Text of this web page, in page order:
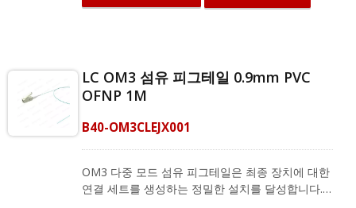
OM3 섬유 피그테일은 CATV 유형 FTTH, FTTB
다양한 단일 모드 및 다중 모드 섬유 피그테일을 제
공하며, 전체 제품 정보는 저희에게 문의하십시오.
LC OM3 섬유 피그테일 0.9mm PVC
OFNP 1M
B40-OM3CLEJX001
OM3 다중 모드 섬유 피그테일은 최종 장치에 대한
연결 세트를 생성하는 정밀한 설치를 달성합니다.